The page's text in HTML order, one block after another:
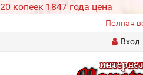
20 копеек 1847 года цена
Полная
Вход